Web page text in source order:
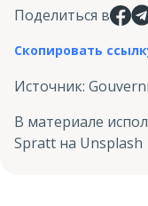
Поделиться в
Скопировать
Источник:
В материале
Spratt на Unsplash